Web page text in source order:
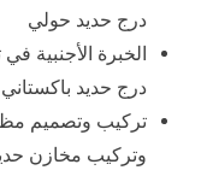
درج حديد حولي
الخبرة الأجنبية
درج حديد
تركيب وتصميم
وتركيب مخازن